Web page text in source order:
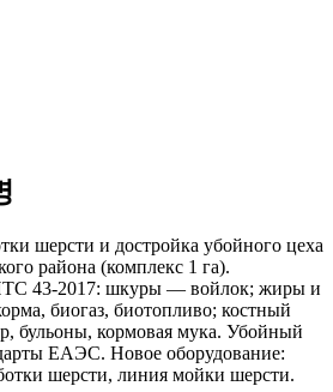
шерсти и достройка убойного цеха
района (комплекс 1 га).
43-2017: шкуры — войлок; жиры и
биогаз, биотопливо; костный
бульоны, кормовая мука. Убойный
ЕАЭС. Новое оборудование:
шерсти, линия мойки шерсти.